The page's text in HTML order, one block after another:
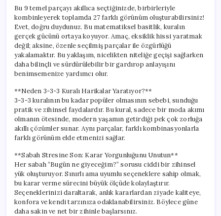
Bu 9 temel parçayı akıllıca seçtiğinizde, birbirleriyle
kombinleyerek toplamda 27 farklı görünüm oluşturabilirsiniz!
Evet, doğru duydunuz. Bu matematiksel basitlik, kuralın
gerçek gücünü ortaya koyuyor. Amaç, eksiklik hissi yaratmak
değil; aksine, özenle seçilmiş parçalar ile özgürlüğü
yakalamaktır. Bu yaklaşım, nicelikten niteliğe geçişi sağlarken
daha bilinçli ve sürdürülebilir bir gardırop anlayışını
benimsemenize yardımcı olur.
**Neden 3-3-3 Kuralı Harikalar Yaratıyor?**
3-3-3 kuralının bu kadar popüler olmasının sebebi, sunduğu
pratik ve zihinsel faydalardır. Bu kural, sadece bir moda akımı
olmanın ötesinde, modern yaşamın getirdiği pek çok zorluğa
akıllı çözümler sunar. Aynı parçalar, farklı kombinasyonlarla
farklı görünüm elde etmenizi sağlar.
**Sabah Stresine Son: Karar Yorgunluğunu Unutun**
Her sabah “Bugün ne giyeceğim?” sorusu ciddi bir zihinsel
yük oluşturuyor. Sınırlı ama uyumlu seçeneklere sahip olmak,
bu karar verme sürecini büyük ölçüde kolaylaştırır.
Seçeneklerinizi daraltarak, anlık kararlardan ziyade kaliteye,
konfora ve kendi tarzınıza odaklanabilirsiniz. Böylece güne
daha sakin ve net bir zihinle başlarsınız.